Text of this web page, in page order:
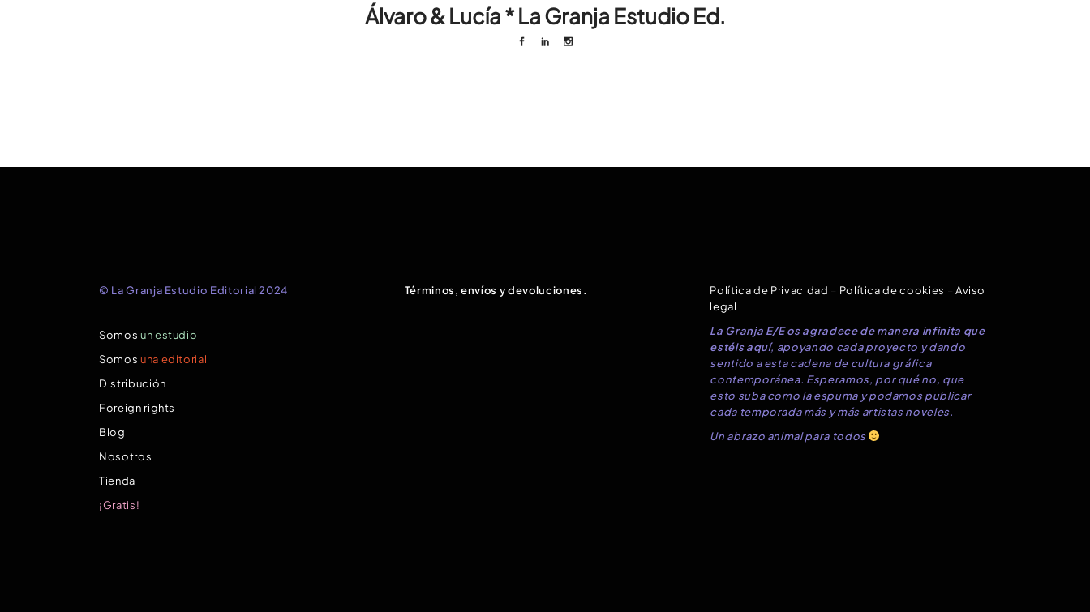
Álvaro & Lucía * La Granja Estudio Ed.
© La Granja Estudio Editorial 2024
Somos un estudio
Somos una editorial
Distribución
Foreign rights
Blog
Nosotros
Tienda
¡Gratis!
Términos, envíos y devoluciones. Política de Privacidad Política de cookies
Aviso
legal
La Granja E/E os agradece de manera infinita que
estéis aquí, apoyando cada proyecto y dando
sentido a esta cadena de cultura gráfica
contemporánea. Esperamos, por qué no, que
esto suba como la espuma y podamos publicar
cada temporada más y más artistas noveles.
Un abrazo animal para todos